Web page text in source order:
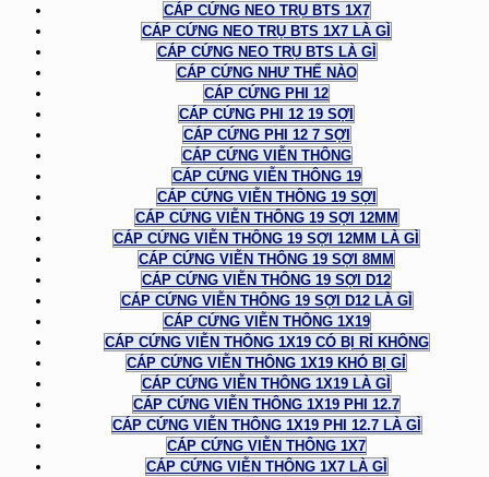
CÁP CỨNG NEO TRỤ BTS 1X7
CÁP CỨNG NEO TRỤ BTS 1X7 LÀ GÌ
CÁP CỨNG NEO TRỤ BTS LÀ GÌ
CÁP CỨNG NHƯ THẾ NÀO
CÁP CỨNG PHI 12
CÁP CỨNG PHI 12 19 SỢI
CÁP CỨNG PHI 12 7 SỢI
CÁP CỨNG VIỄN THÔNG
CÁP CỨNG VIỄN THÔNG 19
CÁP CỨNG VIỄN THÔNG 19 SỢI
CÁP CỨNG VIỄN THÔNG 19 SỢI 12MM
CÁP CỨNG VIỄN THÔNG 19 SỢI 12MM LÀ GÌ
CÁP CỨNG VIỄN THÔNG 19 SỢI 8MM
CÁP CỨNG VIỄN THÔNG 19 SỢI D12
CÁP CỨNG VIỄN THÔNG 19 SỢI D12 LÀ GÌ
CÁP CỨNG VIỄN THÔNG 1X19
CÁP CỨNG VIỄN THÔNG 1X19 CÓ BỊ RỈ KHÔNG
CÁP CỨNG VIỄN THÔNG 1X19 KHÓ BỊ GỈ
CÁP CỨNG VIỄN THÔNG 1X19 LÀ GÌ
CÁP CỨNG VIỄN THÔNG 1X19 PHI 12.7
CÁP CỨNG VIỄN THÔNG 1X19 PHI 12.7 LÀ GÌ
CÁP CỨNG VIỄN THÔNG 1X7
CÁP CỨNG VIỄN THÔNG 1X7 LÀ GÌ